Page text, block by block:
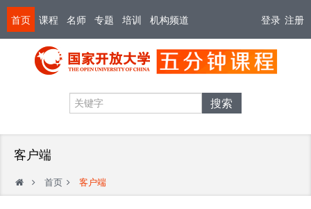
登录 注册
首页 课程 名师 专题 培训 机构频道
搜索
客户端
首页 客户端